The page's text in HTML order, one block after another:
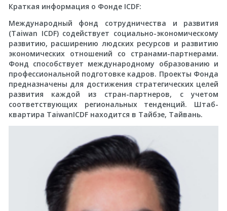
Краткая информация о Фонде ICDF:
Международный фонд сотрудничества и развития
(Taiwan ICDF) содействует социально-экономическому
развитию, расширению людских ресурсов и развитию
экономических отношений со странами-партнерами.
Фонд способствует международному образованию и
профессиональной подготовке кадров. Проекты Фонда
предназначены для достижения стратегических целей
развития каждой из стран-партнеров, с учетом
соответствующих региональных тенденций. Штаб-
квартира TaiwanICDF находится в Тайбэе, Тайвань.